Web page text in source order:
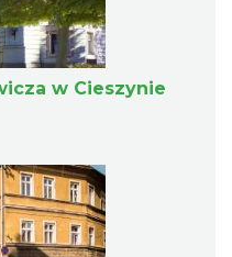
Teatr im. Adama Mickiewicza w Cieszynie